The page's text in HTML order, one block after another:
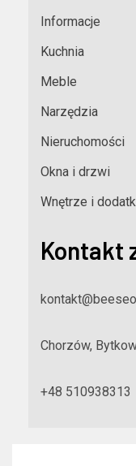
Informacje
Kuchnia
Meble
Narzędzia
Nieruchomości
Okna i drzwi
Wnętrze i
Kontakt
Chorzów,
+48 510938313